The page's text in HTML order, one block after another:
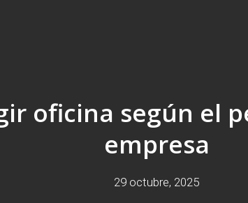
oficina según el
empresa
29 octubre, 2025